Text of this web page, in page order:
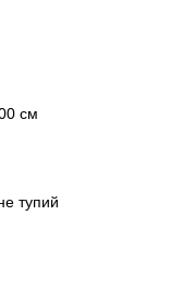
см
тупий